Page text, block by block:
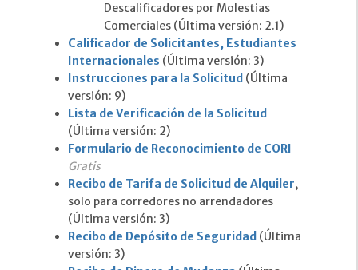
Descalificadores por Molestias
Comerciales (Última versión: 2.1)
Calificador de Solicitantes, Estudiantes
Internacionales (Última versión: 3)
Instrucciones para la Solicitud (Última
versión: 9)
Lista de Verificación de la Solicitud
(Última versión: 2)
Formulario de Reconocimiento de CORI
Gratis
Recibo de Tarifa de Solicitud de Alquiler,
solo para corredores no arrendadores
(Última versión: 3)
Recibo de Depósito de Seguridad (Última
versión: 3)